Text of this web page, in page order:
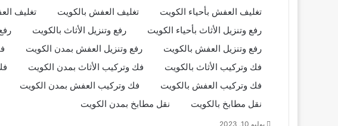
تغليف العفش بأحياء الكويت
تغليف العفش بالكويت
تغليف
رفع وتنزيل الأثاث بأحياء الكويت
رفع وتنزيل الأثاث بالكويت
رفع وتنزيل العفش بالكويت
رفع وتنزيل العفش بمدن الكويت
فك وتركيب الأثاث بالكويت
فك وتركيب الأثاث بمدن الكويت
فك وتركيب العفش بالكويت
فك وتركيب العفش بمدن الكويت
نقل مطابخ بالكويت
نقل مطابخ بمدن الكويت
يوليو 10, 2023